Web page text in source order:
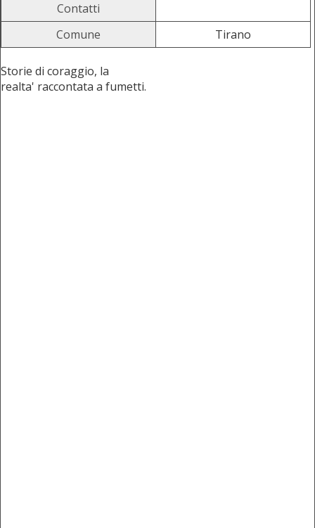
Contatti
Comune
Tirano
Storie di coraggio, la
realta' raccontata a fumetti.